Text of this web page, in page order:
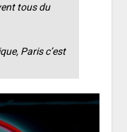
tous du
Paris c’est